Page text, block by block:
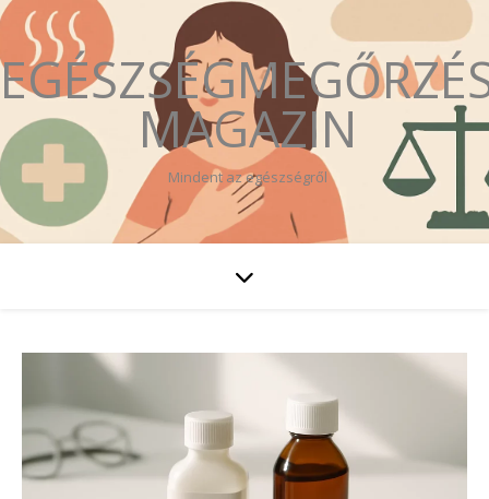
MAGAZIN
Mindent az egészségről